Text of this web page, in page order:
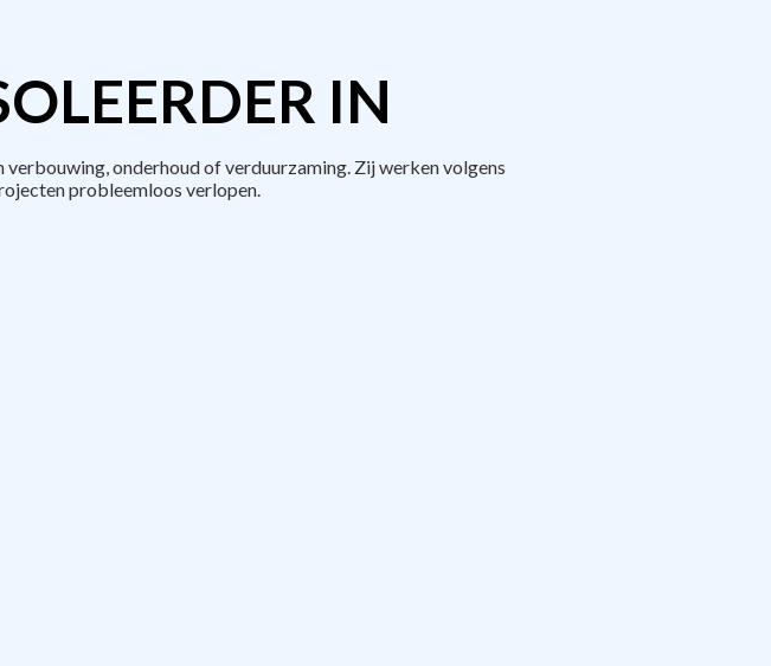
IN
onderhoud of verduurzaming. Zij werken volgens
probleemloos verlopen.